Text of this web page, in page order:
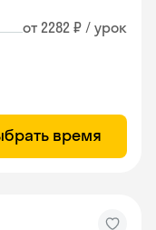
от 2282 ₽ / урок
время